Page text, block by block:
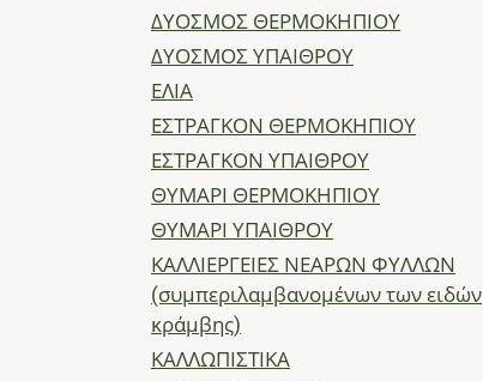
ΔΥΟΣΜΟΣ ΘΕΡΜΟΚΗΠΙΟΥ
ΔΥΟΣΜΟΣ ΥΠΑΙΘΡΟΥ
ΕΛΙΑ
ΕΣΤΡΑΓΚΟΝ ΘΕΡΜΟΚΗΠΙΟΥ
ΕΣΤΡΑΓΚΟΝ ΥΠΑΙΘΡΟΥ
ΘΥΜΑΡΙ ΘΕΡΜΟΚΗΠΙΟΥ
ΘΥΜΑΡΙ ΥΠΑΙΘΡΟΥ
ΚΑΛΛΙΕΡΓΕΙΕΣ ΝΕΑΡΩΝ ΦΥΛΛΩΝ
(συμπεριλαμβανομένων των ειδών
κράμβης)
ΚΑΛΛΩΠΙΣΤΙΚΑ